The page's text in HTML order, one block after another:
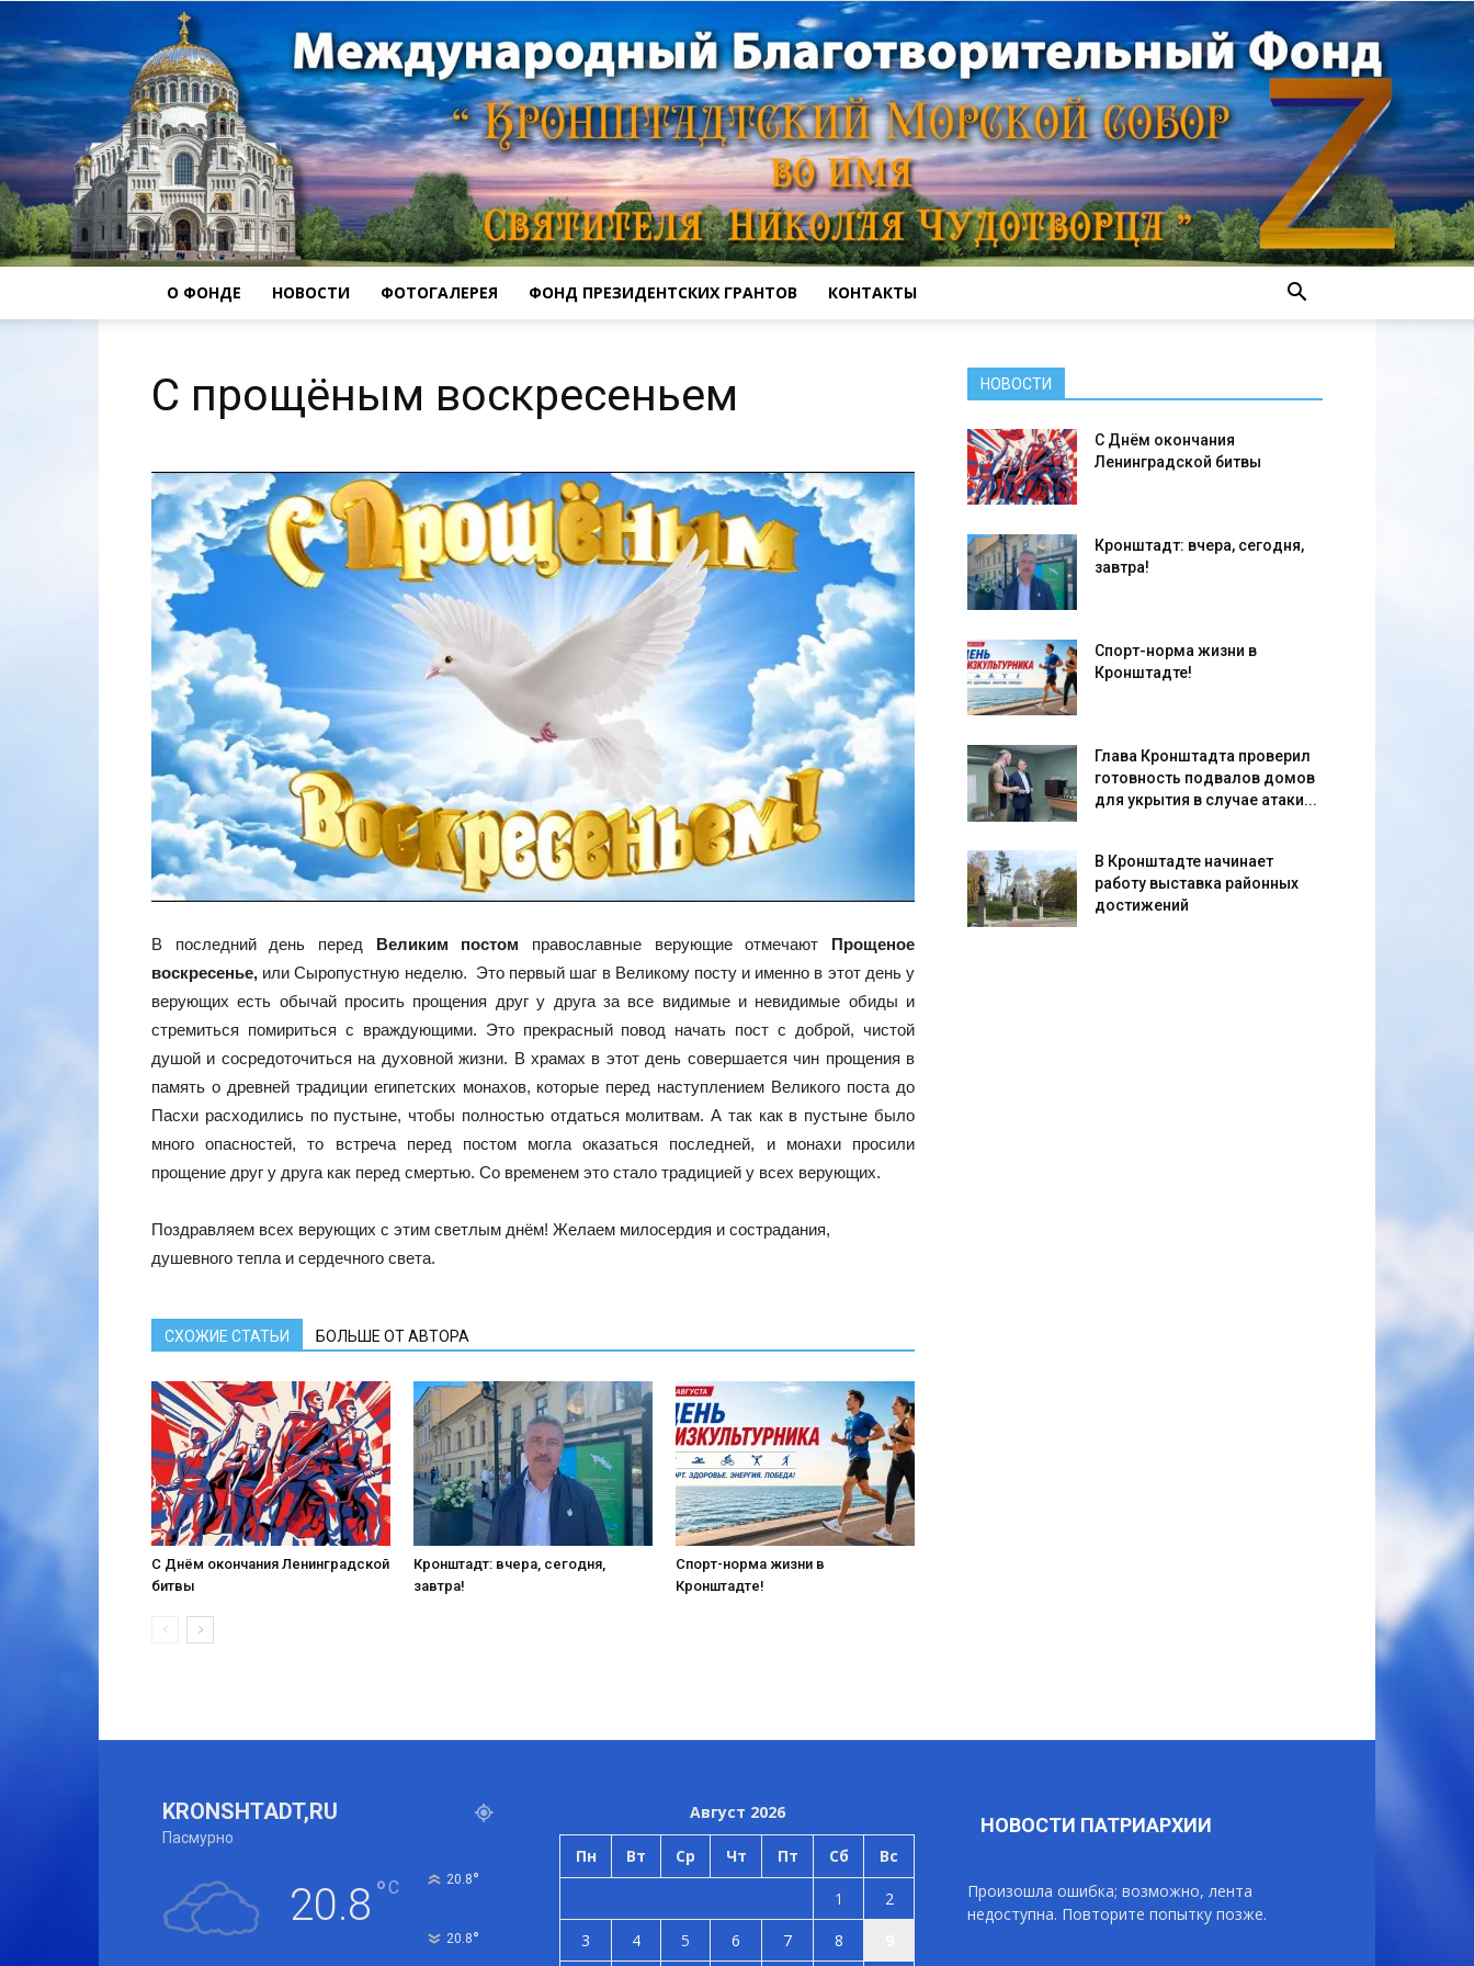
Морской
О ФОНДЕ НОВОСТИ ФОТОГАЛЕРЕЯ ФОНД ПРЕЗИДЕНТСКИХ ГРАНТОВ КОНТАКТЫ
С прощёным воскресеньем
В последний день перед Великим постом православные верующие отмечают Прощеное
воскресенье, или Сыропустную неделю. Это первый шаг в Великому посту и именно в этот день у
верующих есть обычай просить прощения друг у друга за все видимые и невидимые обиды и
стремиться помириться с враждующими. Это прекрасный повод начать пост с доброй, чистой
душой и сосредоточиться на духовной жизни. В храмах в этот день совершается чин прощения в
память о древней традиции египетских монахов, которые перед наступлением Великого поста до
Пасхи расходились по пустыне, чтобы полностью отдаться молитвам. А так как в пустыне было
много опасностей, то встреча перед постом могла оказаться последней, и монахи просили
прощение друг у друга как перед смертью. Со временем это стало традицией у всех верующих.
Поздравляем всех верующих с этим светлым днём! Желаем милосердия и сострадания,
душевного тепла и сердечного света.
СХОЖИЕ СТАТЬИ БОЛЬШЕ ОТ АВТОРА
С Днём окончания Ленинградской
битвы
Кронштадт: вчера, сегодня,
завтра!
Спорт-норма жизни в
Кронштадте!
НОВОСТИ
С Днём окончания
Ленинградской битвы
Кронштадт: вчера, сегодня,
завтра!
Спорт-норма жизни в
Кронштадте!
Глава Кронштадта проверил
готовность подвалов домов
для укрытия в случае атаки...
В Кронштадте начинает
работу выставка районных
достижений
KRONSHTADT,RU
Пасмурно
20.8 °C 20.8°
20.8°
Август 2026
Пн Вт Ср Чт Пт Сб Вс
1
2
3
4 5 6 7 8
НОВОСТИ ПАТРИАРХИИ
Произошла ошибка; возможно, лента
недоступна. Повторите попытку позже.